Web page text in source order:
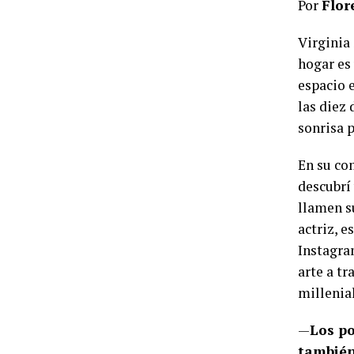
Por
Virginia
hogar
espacio
las diez
sonrisa
En su
llamen
actriz,
arte a
—Los